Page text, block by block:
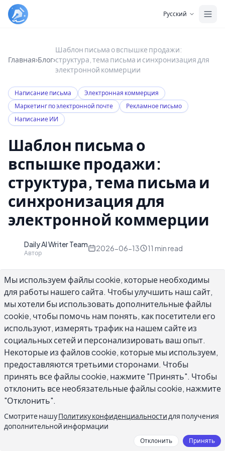
Русский
Главная›Блог›
Шаблон письма о вспышке продажи:
структура, тема письма и синхронизация для
электронной коммерции
Написание письма
Электронная коммерция
Маркетинг по электронной почте
Рекламное письмо
Написание ИИ
Шаблон письма о
вспышке продажи:
структура, тема письма и
синхронизация для
электронной коммерции
Daily AI Writer Team
Автор
2026-06-13 11 min read
Шаблон письма о вспышке продажи дает
командам электронной коммерции
проверенную структуру для объявления
скидок с ограничением по времени, создания
срочности и продвижения подписчиков к
одному действию до закрытия окна. Вспышка
продажи сжимает весь цикл принятия
ваше письмо должно делать то, что обычное
рекламное сообщение не делает: четко
установить сделку, установить жесткий срок и
Мы используем файлы cookie, которые необходимы
для работы нашего сайта. Чтобы улучшить наш сайт,
мы хотели бы использовать дополнительные файлы
cookie, чтобы помочь нам понять, как посетители его
используют, измерять трафик на нашем сайте из
социальных сетей и персонализировать ваш опыт.
Некоторые из файлов cookie, которые мы используем,
предоставляются третьими сторонами. Чтобы
принять все файлы cookie, нажмите "Принять". Чтобы
отклонить все необязательные файлы cookie, нажмите
"Отклонить".
Смотрите нашуПолитику конфиденциальности для получения
дополнительной информации
Отклонить Принять